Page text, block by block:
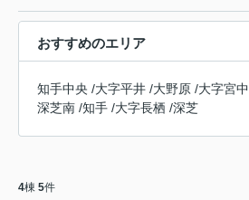
おすすめのエリア
知手中央 /大字平井 /大野原 /大字宮中
深芝南 /知手 /大字長栖 /深芝
4棟 5件